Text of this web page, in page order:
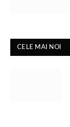
CELE MAI NOI